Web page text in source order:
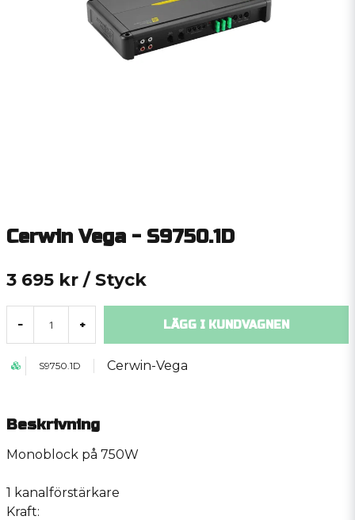
Cerwin Vega - S9750.1D
3 695 kr / Styck
- + LÄGG I KUNDVAGNEN
S9750.1D Cerwin-Vega
Beskrivning
Monoblock på 750W
1 kanalförstärkare
Kraft: